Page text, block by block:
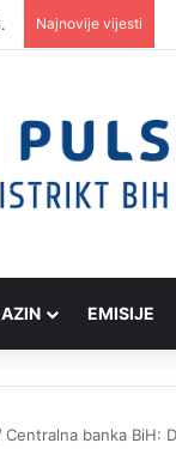
Najnovije vijesti
EMISIJE
Centralna banka BiH: